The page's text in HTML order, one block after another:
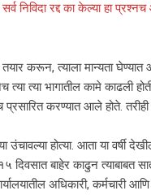
निविदा रद्द का केल्या हा
करून, त्याला मान्यता
त्या त्या भागातील कामे काढली
प्रसारित करण्यात आले होते.
होत्या. आता या वर्षी
दिवसात बाहेर काढुन
अधिकारी, कर्मचारी